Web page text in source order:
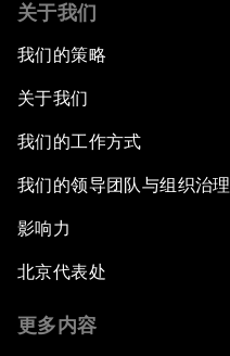
关于我们
我们的策略
关于我们
我们的工作方式
我们的领导团队与组织治理
影响力
北京代表处
更多内容